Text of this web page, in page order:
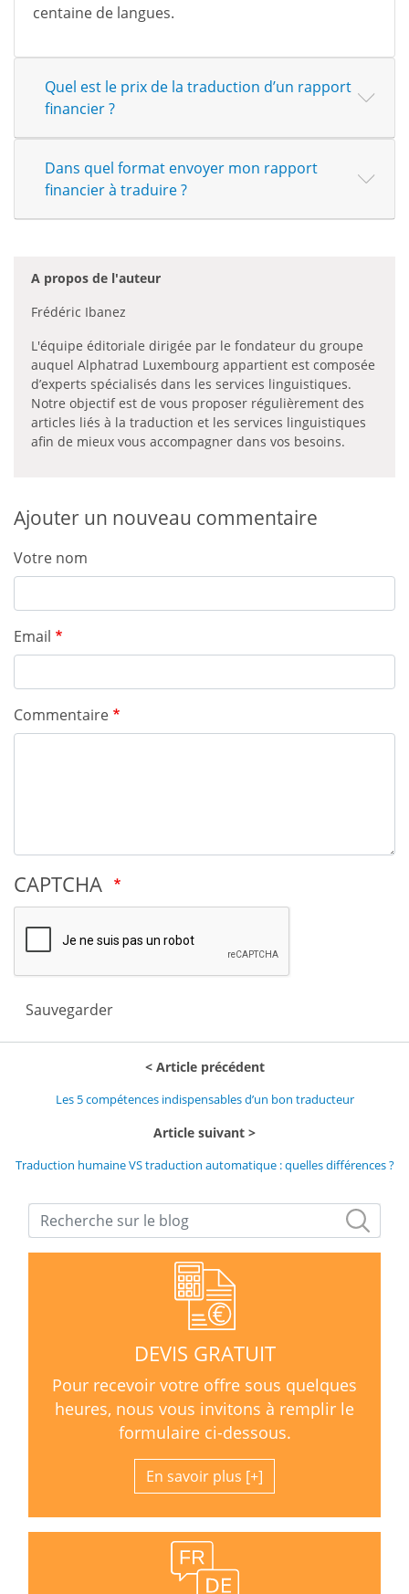
centaine de langues.
Quel est le prix de la traduction d’un rapport
financier ?
Dans quel format envoyer mon rapport
financier à traduire ?
A propos de l'auteur
Frédéric Ibanez
L'équipe éditoriale dirigée par le fondateur du groupe
auquel Alphatrad Luxembourg appartient est composée
d’experts spécialisés dans les services linguistiques.
Notre objectif est de vous proposer régulièrement des
articles liés à la traduction et les services linguistiques
afin de mieux vous accompagner dans vos besoins.
Ajouter un nouveau commentaire
Votre nom
Email
Commentaire
CAPTCHA
Sauvegarder
Article précédent
Les 5 compétences indispensables d’un bon traducteur
Article suivant
Traduction humaine VS traduction automatique : quelles différences ?
DEVIS GRATUIT
Pour recevoir votre offre sous quelques
heures, nous vous invitons à remplir le
formulaire ci-dessous.
En savoir plus